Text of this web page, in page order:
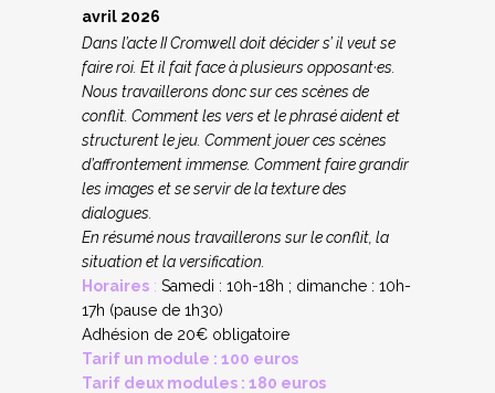
avril 2026
Dans l’acte II Cromwell doit décider s’ il veut se
faire roi. Et il fait face à plusieurs opposant·es.
Nous travaillerons donc sur ces scènes de
conflit. Comment les vers et le phrasé aident et
structurent le jeu. Comment jouer ces scènes
d’affrontement immense. Comment faire grandir
les images et se servir de la texture des
dialogues.
En résumé nous travaillerons sur le conflit, la
situation et la versification.
Horaires : Samedi : 10h-18h ; dimanche : 10h-
17h (pause de 1h30)
Adhésion de 20€ obligatoire
Tarif un module : 100 euros
Tarif deux modules : 180 euros